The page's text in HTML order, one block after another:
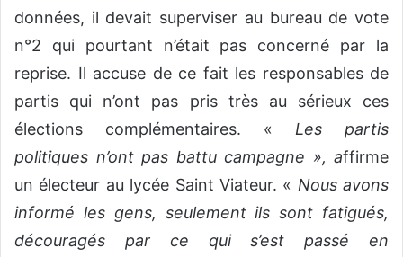
données, il devait superviser au bureau de vote
n°2 qui pourtant n’était pas concerné par la
reprise. Il accuse de ce fait les responsables de
partis qui n’ont pas pris très au sérieux ces
élections complémentaires. « Les partis
politiques n’ont pas battu campagne », affirme
un électeur au lycée Saint Viateur. « Nous avons
informé les gens, seulement ils sont fatigués,
découragés par ce qui s’est passé en